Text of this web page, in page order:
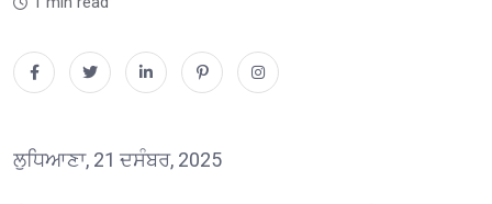
ਲੁਧਿਆਣਾ, 21 ਦਸੰਬਰ, 2025